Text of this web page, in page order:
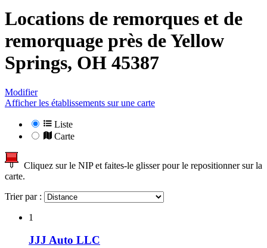
Locations de remorques et de
remorquage près deYellow
Springs, OH 45387
Modifier
Afficher les établissements sur une carte
Liste
Carte
Cliquez sur le NIP et faites-le glisser pour le repositionner sur la
carte.
Trier par :
1
JJJ Auto LLC